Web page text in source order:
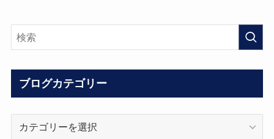
ブログカテゴリー